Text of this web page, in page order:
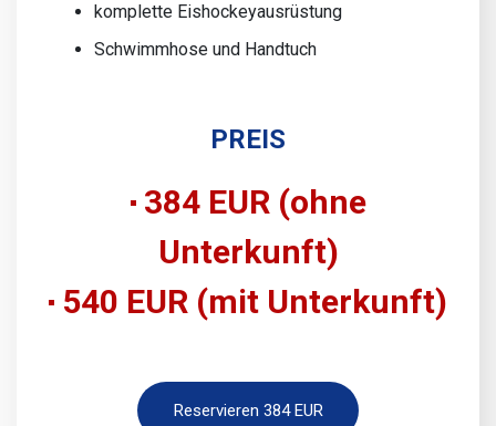
komplette Eishockeyausrüstung
Schwimmhose und Handtuch
PREIS
384 EUR (ohne
Unterkunft)
540 EUR (mit Unterkunft)
Reservieren 384 EUR